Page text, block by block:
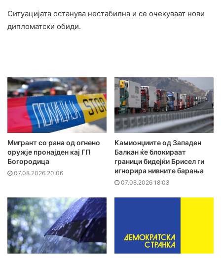
Ситуацијата останува нестабилна и се очекуваат нови
дипломатски обиди.
Мигрант со рана од огнено
оружје пронајден кај ГП
Богородица
07.08.2026 20:06
Камионџиите од Западен
Балкан ќе блокираат
граници бидејќи Брисел ги
игнорира нивните барања
07.08.2026 18:03